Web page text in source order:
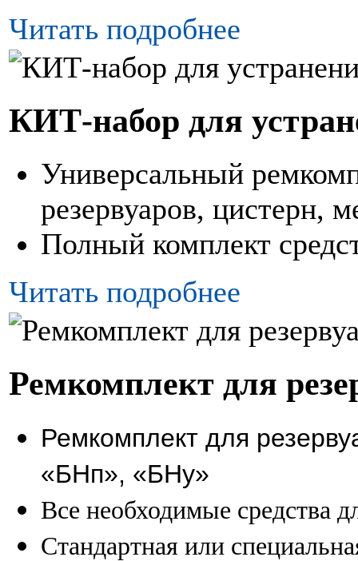
Читать подробнее
КИТ-набор для
Универсальный
резервуаров, цистерн,
Полный комплект
Читать подробнее
Ремкомплект для
Ремкомплект для
«БНп», «БНу»
Все необходимые средства
Стандартная или